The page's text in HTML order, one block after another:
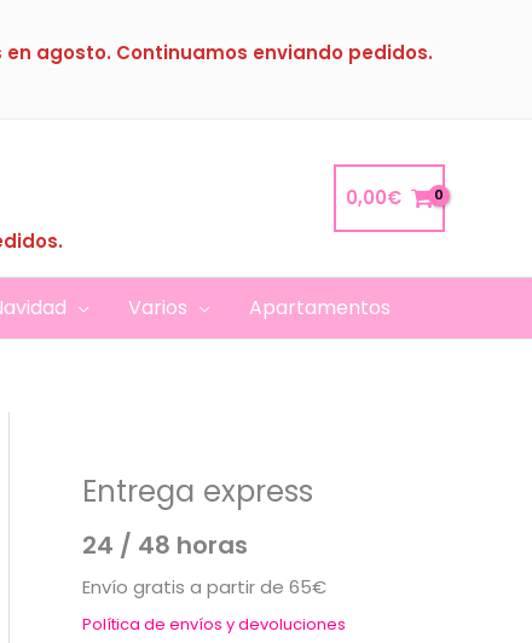
en agosto. Continuamos enviando pedidos.
0,00€
Varios Apartamentos
Entrega express
24 / 48 horas
Envío gratis a partir de 65€
Política de envíos y devoluciones